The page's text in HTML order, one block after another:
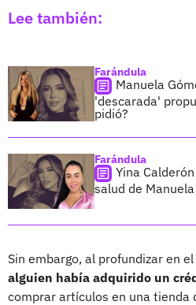
Lee también:
Farándula
Manuela
'descarada'
pidió?
Farándula
Yina
salud de
Sin embargo, al profundizar en
alguien había adquirido un
comprar artículos en una tienda